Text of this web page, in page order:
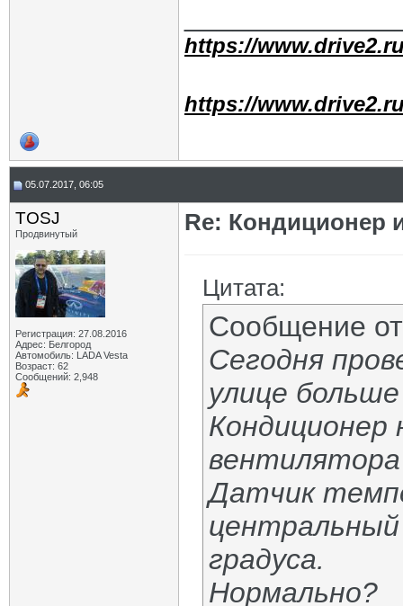
https://
https://
05.07.2017, 06:05
TOSJ
Продвинутый
Регистрация: 27.08.2016
Адрес: Белгород
Автомобиль: LADA Vesta
Возраст: 62
Сообщений: 2,948
Re: Кондиционер
Цитата:
Сообщение
Сегодня
улице
вентилятора
Датчик
центральный
градуса.
Нормально?